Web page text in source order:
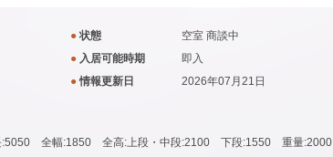
●状態 空室 商談中
● 入居可能時期
即入
●情報更新日
2026年07月21日
:5050 全幅:1850 全高:上段・中段:2100 下段:1550 重量:2000